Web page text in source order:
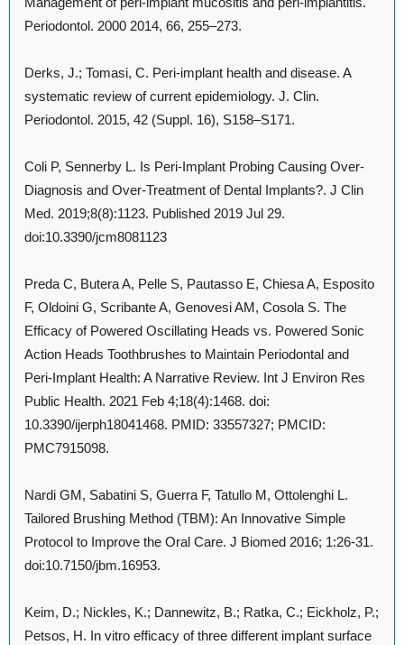
Periodontol. 2000 2014, 66, 255–273.
Derks, J.; Tomasi, C. Peri-implant health and disease. A
systematic review of current epidemiology. J. Clin.
Periodontol. 2015, 42 (Suppl. 16), S158–S171.
Coli P, Sennerby L. Is Peri-Implant Probing Causing Over-
Diagnosis and Over-Treatment of Dental Implants?. J Clin
Med. 2019;8(8):1123. Published 2019 Jul 29.
doi:10.3390/jcm8081123
Preda C, Butera A, Pelle S, Pautasso E, Chiesa A, Esposito
F, Oldoini G, Scribante A, Genovesi AM, Cosola S. The
Efficacy of Powered Oscillating Heads vs. Powered Sonic
Action Heads Toothbrushes to Maintain Periodontal and
Peri-Implant Health: A Narrative Review. Int J Environ Res
Public Health. 2021 Feb 4;18(4):1468. doi:
10.3390/ijerph18041468. PMID: 33557327; PMCID:
PMC7915098.
Nardi GM, Sabatini S, Guerra F, Tatullo M, Ottolenghi L.
Tailored Brushing Method (TBM): An Innovative Simple
Protocol to Improve the Oral Care. J Biomed 2016; 1:26-31.
doi:10.7150/jbm.16953.
Keim, D.; Nickles, K.; Dannewitz, B.; Ratka, C.; Eickholz, P.;
Petsos, H. In vitro efficacy of three different implant surface